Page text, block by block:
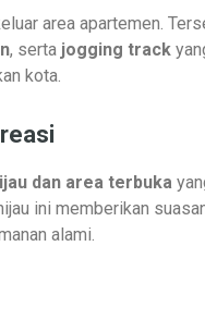
area apartemen.
, serta jogging track
kota.
dan area terbuka
ini memberikan
alami.